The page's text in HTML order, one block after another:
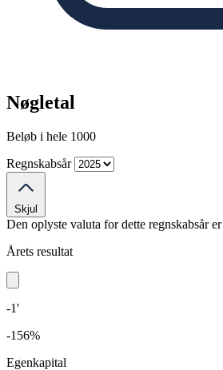
Nøgletal
Beløb i hele 1000
Regnskabsår
Skjul
Den oplyste valuta for dette regnskabsår er
Årets resultat
-1'
-156%
Egenkapital